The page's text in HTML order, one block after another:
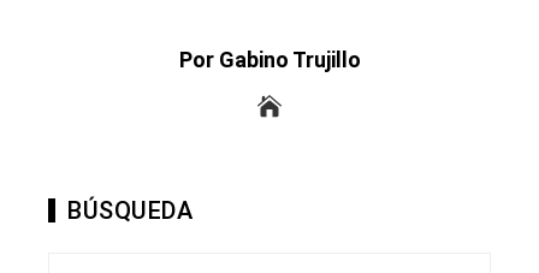
Por Gabino Trujillo
BÚSQUEDA